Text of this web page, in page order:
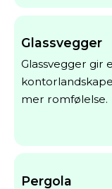
Glassvegger
Glassvegger gir
mer romfølelse.
Pergola